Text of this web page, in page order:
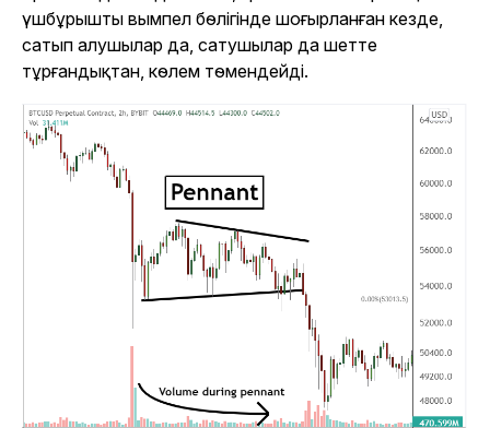
үшбұрышты вымпел бөлігінде шоғырланған кезде,
сатып алушылар да, сатушылар да шетте
тұрғандықтан, көлем төмендейді.